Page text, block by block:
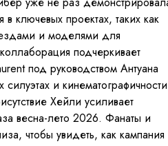
в ключевых проектах, таких как
и моделями для
подчеркивает
под руководством Антуана
и
Хейли усиливает
весна-лето 2026. Фанаты и
чтобы увидеть, как кампания